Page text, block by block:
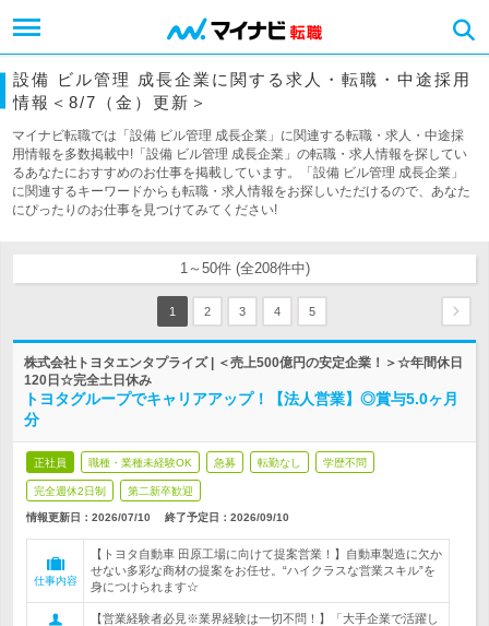
設備 ビル管理 成長企業に関する求人・転職・中途採用
情報＜8/7（金）更新＞
マイナビ転職では「設備 ビル管理 成長企業」に関連する転職・求人・中途採
用情報を多数掲載中!「設備 ビル管理 成長企業」の転職・求人情報を探してい
るあなたにおすすめのお仕事を掲載しています。「設備 ビル管理 成長企業」
に関連するキーワードからも転職・求人情報をお探しいただけるので、あなた
にぴったりのお仕事を見つけてみてください!
1～50件 (全208件中)
1 2 3 4 5
株式会社トヨタエンタプライズ | ＜売上500億円の安定企業！＞☆年間休日
120日☆完全土日休み
トヨタグループでキャリアアップ！【法人営業】◎賞与5.0ヶ月
分
正社員 職種・業種未経験OK 急募 転勤なし 学歴不問
完全週休2日制 第二新卒歓迎
情報更新日：2026/07/10 終了予定日： 2026/09/10
仕事内容
【トヨタ自動車 田原工場に向けて提案営業！】自動車製造に欠か
せない多彩な商材の提案をお任せ。“ハイクラスな営業スキル”を
身につけられます☆
【営業経験者必見※業界経験は一切不問！】「大手企業で活躍し